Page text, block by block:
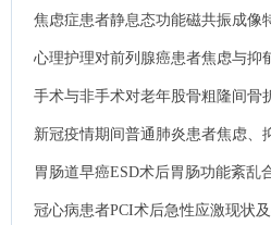
究.
焦虑症患者静息态功能磁共振成像
心理护理对前列腺癌患者焦虑与抑
手术与非手术对老年股骨粗隆间骨
新冠疫情期间普通肺炎患者焦虑、
胃肠道早癌ESD术后胃肠功能紊乱
态制剂辅助帕罗西汀治疗的效果及
冠心病患者PCI术后急性应激现状